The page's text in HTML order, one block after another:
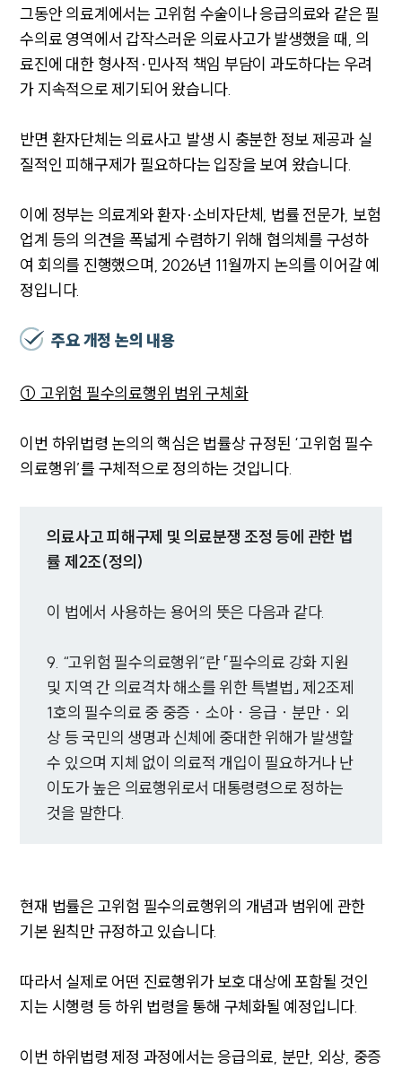
그동안 의료계에서는 고위험 수술이나 응급의료와 같은 필
수의료 영역에서 갑작스러운 의료사고가 발생했을 때, 의
료진에 대한 형사적·민사적 책임 부담이 과도하다는 우려
가 지속적으로 제기되어 왔습니다.
반면 환자단체는 의료사고 발생 시 충분한 정보 제공과 실
질적인 피해구제가 필요하다는 입장을 보여 왔습니다.
이에 정부는 의료계와 환자·소비자단체, 법률 전문가, 보험
업계 등의 의견을 폭넓게 수렴하기 위해 협의체를 구성하
여 회의를 진행했으며, 2026년 11월까지 논의를 이어갈 예
정입니다.
주요 개정 논의 내용
① 고위험 필수의료행위 범위 구체화
이번 하위법령 논의의 핵심은 법률상 규정된 ‘고위험 필수
의료행위’를 구체적으로 정의하는 것입니다.
의료사고 피해구제 및 의료분쟁 조정 등에 관한 법
률 제2조(정의)
이 법에서 사용하는 용어의 뜻은 다음과 같다.
9. “고위험 필수의료행위”란 「필수의료 강화 지원
및 지역 간 의료격차 해소를 위한 특별법」 제2조제
1호의 필수의료 중 중증ㆍ소아ㆍ응급ㆍ분만ㆍ외
상 등 국민의 생명과 신체에 중대한 위해가 발생할
수 있으며 지체 없이 의료적 개입이 필요하거나 난
이도가 높은 의료행위로서 대통령령으로 정하는
것을 말한다.
현재 법률은 고위험 필수의료행위의 개념과 범위에 관한
기본 원칙만 규정하고 있습니다.
따라서 실제로 어떤 진료행위가 보호 대상에 포함될 것인
지는 시행령 등 하위 법령을 통해 구체화될 예정입니다.
이번 하위법령 제정 과정에서는 응급의료, 분만, 외상, 중증